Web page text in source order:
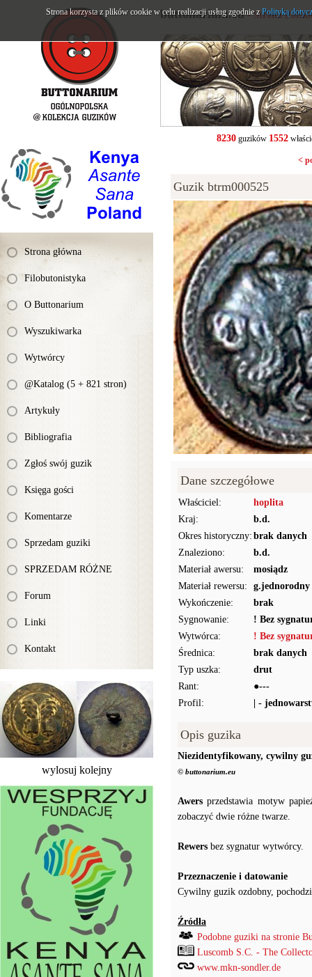
Strona główna
Filobutonistyka
O Buttonarium
Wyszukiwarka
Wytwórcy
@Katalog (5 + 821 stron)
Artykuły
Bibliografia
Zgłoś swój guzik
Księga gości
Komentarze
Sprzedam guziki
SPRZEDAM RÓŻNE
Forum
Linki
Kontakt
wylosuj kolejny
buttonarium.eu- Strona
8230guzików 1552
<
Guzik btrm000525
Dane szczegółowe
Właściciel:
hoplita
Kraj:
b.d.
Okres historyczny: brak danych
Znaleziono:
b.d.
Materiał awersu:
mosiądz
Materiał rewersu:
g.jednorodny
Wykończenie:
brak
Sygnowanie:
! Bez
Wytwórca:
! Bez
Średnica:
brak danych
Typ uszka:
drut
Rant:
●---
Profil:
| -
Opis guzika
Niezidentyfikowany, cywilny
© buttonarium.eu
Awers przedstawia motyw
zobaczyć dwie różne twarze.
Rewers bez sygnatur wytwórcy.
Przeznaczenie i datowanie
Cywilny guzik ozdobny,
Źródła
Podobne guziki na stronie
Luscomb S.C. - The
www.mkn-sondler.de
Strona korzysta z plików cookie w celu realizacji usług zgodnie zPolityką